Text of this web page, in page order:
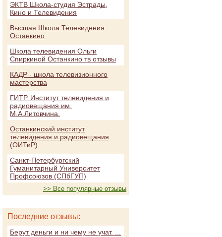
ЭКТВ Школа-студия Эстрады,
Кино и Телевидения
Высшая Школа Телевидения
Останкино
Школа телевидения Ольги
Спиркиной Останкино тв отзывы
КАДР - школа телевизионного
мастерства
ГИТР. Институт телевидения и
радиовещания им.
М.А.Литовчина.
Останкинский институт
телевидения и радиовещания
(ОИТиР)
Санкт-Петербургский
Гуманитарный Университет
Профсоюзов (СПбГУП)
>> Все популярные отзывы
Последние отзывы:
Берут деньги и ни чему не учат. ...